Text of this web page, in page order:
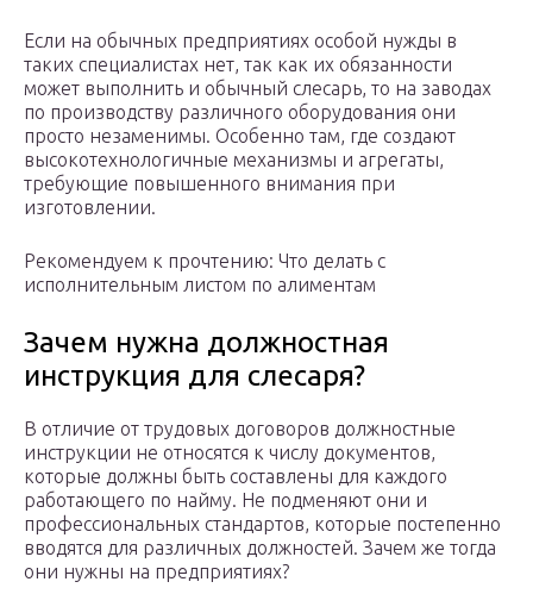
Если на обычных предприятиях особой нужды в
таких специалистах нет, так как их обязанности
может выполнить и обычный слесарь, то на заводах
по производству различного оборудования они
просто незаменимы. Особенно там, где создают
высокотехнологичные механизмы и агрегаты,
требующие повышенного внимания при
изготовлении.
Рекомендуем к прочтению: Что делать с
исполнительным листом по алиментам
Зачем нужна должностная
инструкция для слесаря?
В отличие от трудовых договоров должностные
инструкции не относятся к числу документов,
которые должны быть составлены для каждого
работающего по найму. Не подменяют они и
профессиональных стандартов, которые постепенно
вводятся для различных должностей. Зачем же тогда
они нужны на предприятиях?